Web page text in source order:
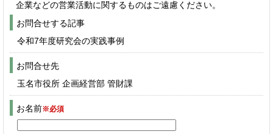
企業などの営業活動に関するものはご遠慮ください。
お問合せする記事
令和7年度研究会の実践事例
お問合せ先
玉名市役所 企画経営部 管財課
お名前※必須